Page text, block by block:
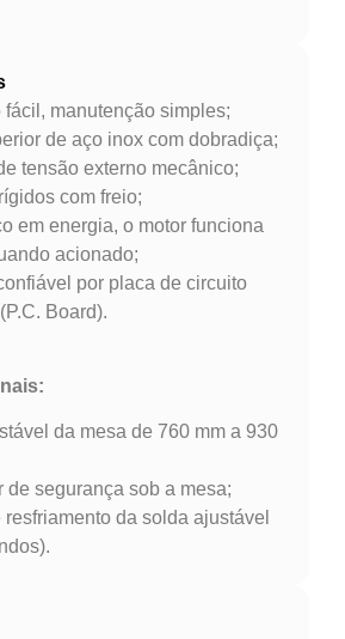
fácil, manutenção simples;
de aço inox com dobradiça;
tensão externo mecânico;
com freio;
em energia, o motor funciona
acionado;
por placa de circuito
Board).
da mesa de 760 mm a 930
de segurança sob a mesa;
resfriamento da solda ajustável